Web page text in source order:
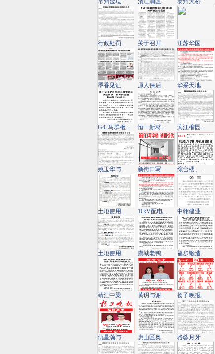
常州金坛... 清江浦区... 泰州大桥...
行政处罚... 关于召开... 江苏华国...
墨香见证... 原人保后... 华采天地...
G42马群枢... 恒一新材... 滨江榴园...
姚玉华与... 新街口写... 综合楼、...
土地使用... 10kV配电... 中翎建业...
土地使用... 虞城老鸭... 福步锻造...
靖江中梁... 黄玥与谢... 扬子晚报...
仇星瀚与... 惠山区奥... 骆蓉月牙...